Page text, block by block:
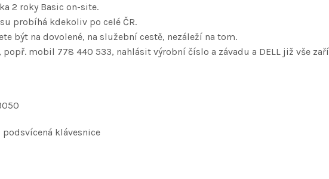
2 roky Basic on-site.
probíhá kdekoliv po celé ČR.
být na dovolené, na služební cestě, nezáleží na tom.
mobil 778 440 533, nahlásit výrobní číslo a závadu a DELL již vše
klávesnice